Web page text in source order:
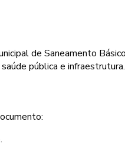
de Saneamento
pública e infraestrutura.